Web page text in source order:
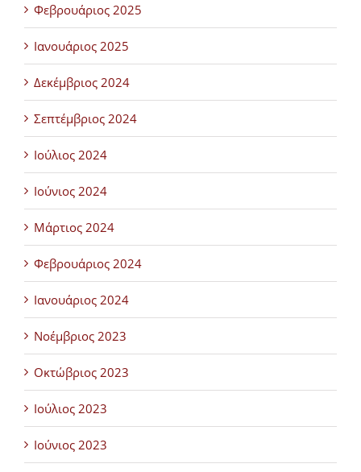
Φεβρουάριος 2025
Ιανουάριος 2025
Δεκέμβριος 2024
Σεπτέμβριος 2024
Ιούλιος 2024
Ιούνιος 2024
Μάρτιος 2024
Φεβρουάριος 2024
Ιανουάριος 2024
Νοέμβριος 2023
Οκτώβριος 2023
Ιούλιος 2023
Ιούνιος 2023